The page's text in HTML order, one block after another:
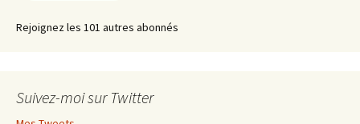
Rejoignez les 101 autres abonnés
Suivez-moi sur Twitter